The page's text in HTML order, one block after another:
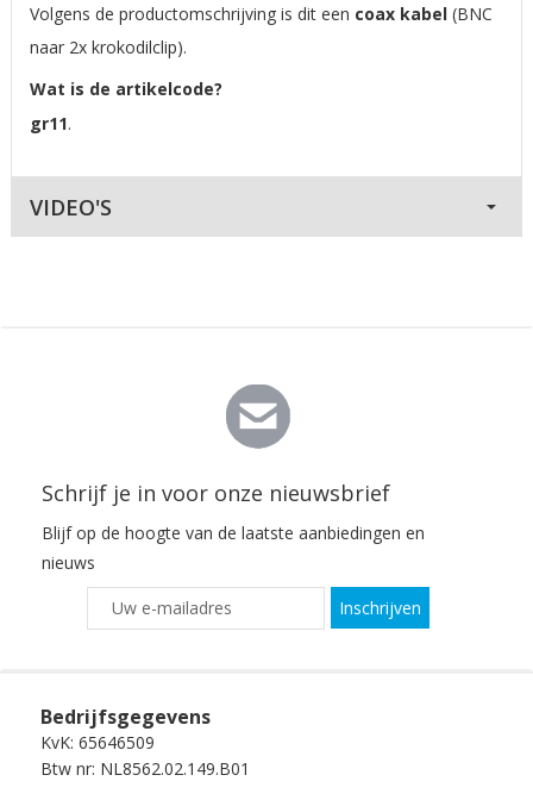
Volgens de productomschrijving is dit een coax kabel(BNC
naar 2x krokodilclip).
Wat is de artikelcode?
gr11.
VIDEO'S
Schrijf je in voor onze nieuwsbrief
Blijf op de hoogte van de laatste aanbiedingen en
nieuws
Inschrijven
Bedrijfsgegevens
KvK: 65646509
Btw nr: NL8562.02.149.B01